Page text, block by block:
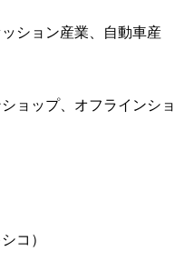
ション産業、自動車産
ョップ、オフラインショ
コ）